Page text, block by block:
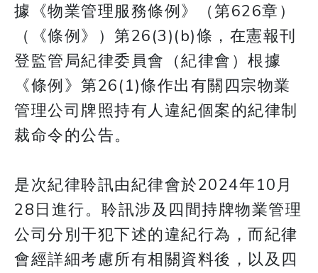
據《物業管理服務條例》（第626章）
（《條例》）第26(3)(b)條，在憲報刊
登監管局紀律委員會（紀律會）根據
《條例》第26(1)條作出有關四宗物業
管理公司牌照持有人違紀個案的紀律制
裁命令的公告。
是次紀律聆訊由紀律會於2024年10月
28日進行。聆訊涉及四間持牌物業管理
公司分別干犯下述的違紀行為，而紀律
會經詳細考慮所有相關資料後，以及四